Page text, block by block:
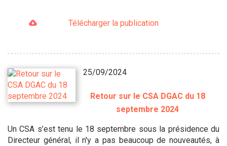
Télécharger la publication
25/09/2024
Retour sur le CSA DGAC du 18
septembre 2024
Un CSA s’est tenu le 18 septembre sous la présidence du
Directeur général, il n'y a pas beaucoup de nouveautés, à